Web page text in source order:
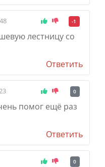
-1
лестницу со
Ответить
0
помог ещё раз
Ответить
0